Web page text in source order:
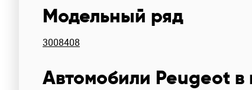
Модельный ряд
3008408
Автомобили Peugeot